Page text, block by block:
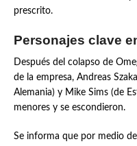
prescrito.
Personajes clave
Después del colapso de
de la empresa, Andreas
Alemania) y Mike Sims (de
menores y se escondieron.
Se informa que por medio